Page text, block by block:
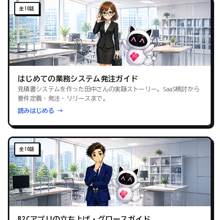
全10話
はじめての業務システム発注ガイド
見積書システムを作った田中さんの実録ストーリー。SaaS検討から
要件定義・発注・リリースまで。
読みはじめる →
全10話